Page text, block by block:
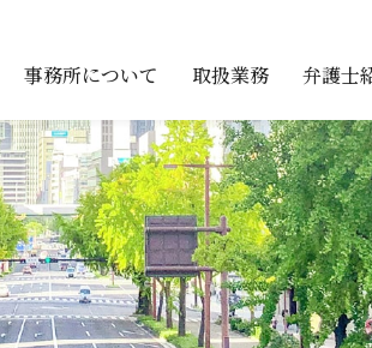
事務所について
取扱業務
企業のお客
個人のお客
弁護士